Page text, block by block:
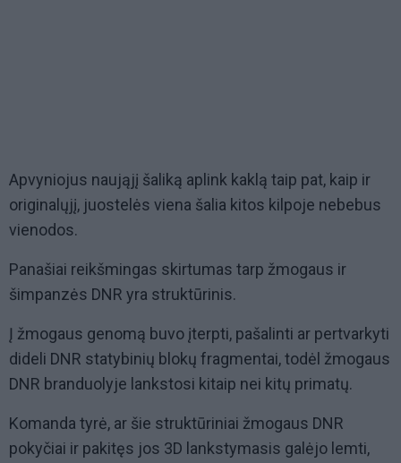
Apvyniojus naująjį šaliką aplink kaklą taip pat, kaip ir
originalųjį, juostelės viena šalia kitos kilpoje nebebus
vienodos.
Panašiai reikšmingas skirtumas tarp žmogaus ir
šimpanzės DNR yra struktūrinis.
Į žmogaus genomą buvo įterpti, pašalinti ar pertvarkyti
dideli DNR statybinių blokų fragmentai, todėl žmogaus
DNR branduolyje lankstosi kitaip nei kitų primatų.
Komanda tyrė, ar šie struktūriniai žmogaus DNR
pokyčiai ir pakitęs jos 3D lankstymasis galėjo lemti,